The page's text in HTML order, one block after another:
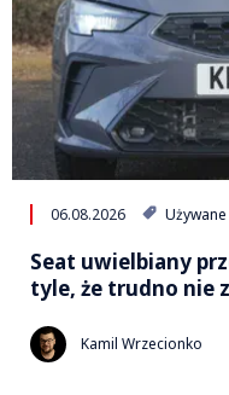
06.08.2026 Używane
Seat uwielbiany
tyle, że trudno nie
Kamil Wrzecionko